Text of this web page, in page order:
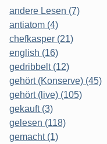
andere Lesen (7)
antiatom (4)
chefkasper (21)
english (16)
gedribbelt (12)
gehört (Konserve) (45)
gehört (live) (105)
gekauft (3)
gelesen (118)
gemacht (1)